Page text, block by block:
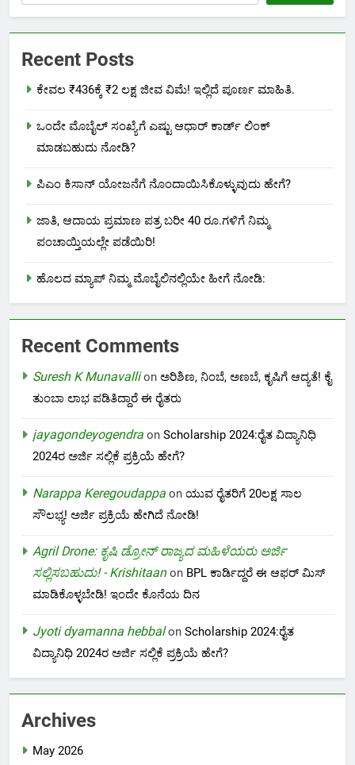
Recent Posts
ಕೇವಲ ₹436ಕ್ಕೆ ₹2 ಲಕ್ಷ ಜೀವ ವಿಮೆ! ಇಲ್ಲಿದೆ ಪೂರ್ಣ ಮಾಹಿತಿ.
ಒಂದೇ ಮೊಬೈಲ್ ಸಂಖ್ಯೆಗೆ ಎಷ್ಟು ಆಧಾರ್ ಕಾರ್ಡ್ ಲಿಂಕ್
ಮಾಡಬಹುದು ನೋಡಿ?
ಪಿಎಂ ಕಿಸಾನ್ ಯೋಜನೆಗೆ ನೊಂದಾಯಿಸಿಕೊಳ್ಳುವುದು ಹೇಗೆ?
ಜಾತಿ, ಆದಾಯ ಪ್ರಮಾಣ ಪತ್ರ ಬರೀ 40 ರೂ.ಗಳಿಗೆ ನಿಮ್ಮ
ಪಂಚಾಯ್ತಿಯಲ್ಲೇ ಪಡೆಯಿರಿ!
ಹೊಲದ ಮ್ಯಾಪ್ ನಿಮ್ಮ ಮೊಬೈಲಿನಲ್ಲಿಯೇ ಹೀಗೆ ನೋಡಿ:
Recent Comments
Suresh K Munavallion ಅರಿಶಿಣ, ನಿಂಬೆ, ಅಣಬೆ, ಕೃಷಿಗೆ ಆದ್ಯತೆ! ಕೈ
ತುಂಬಾ ಲಾಭ ಪಡಿತಿದ್ದಾರೆ ಈ ರೈತರು
jayagondeyogendra on Scholarship 2024:ರೈತ ವಿದ್ಯಾನಿಧಿ
2024ರ ಅರ್ಜಿ ಸಲ್ಲಿಕೆ ಪ್ರಕ್ರಿಯೆ ಹೇಗೆ?
Narappa Keregoudappa on ಯುವ ರೈತರಿಗೆ 20ಲಕ್ಷ ಸಾಲ
ಸೌಲಭ್ಯ! ಅರ್ಜಿ ಪ್ರಕ್ರಿಯೆ ಹೇಗಿದೆ ನೋಡಿ!
Agril Drone: ಕೃಷಿ ಡ್ರೋನ್ ರಾಜ್ಯದ ಮಹಿಳೆಯರು ಅರ್ಜಿ
ಸಲ್ಲಿಸಬಹುದು! - Krishitaanon BPL ಕಾರ್ಡಿದ್ದರೆ ಈ ಆಫರ್ ಮಿಸ್
ಮಾಡಿಕೊಳ್ಳಬೇಡಿ! ಇಂದೇ ಕೊನೆಯ ದಿನ
Jyoti dyamanna hebbalon Scholarship 2024:ರೈತ
ವಿದ್ಯಾನಿಧಿ 2024ರ ಅರ್ಜಿ ಸಲ್ಲಿಕೆ ಪ್ರಕ್ರಿಯೆ ಹೇಗೆ?
Archives
May 2026